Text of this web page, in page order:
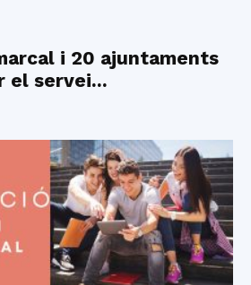
i 20 ajuntaments
el servei...